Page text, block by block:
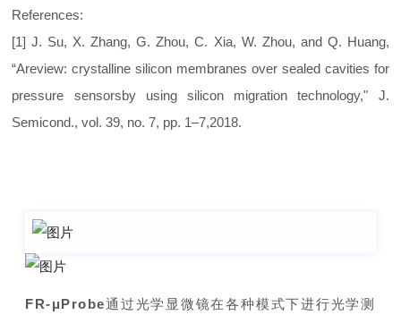
References:
[1] J. Su, X. Zhang, G. Zhou, C. Xia, W. Zhou, and Q. Huang,
“Areview: crystalline silicon membranes over sealed cavities for
pressure sensorsby using silicon migration technology," J.
Semicond., vol. 39, no. 7, pp. 1–7,2018.
FR-μProbe通过光学显微镜在各种模式下进行光学测